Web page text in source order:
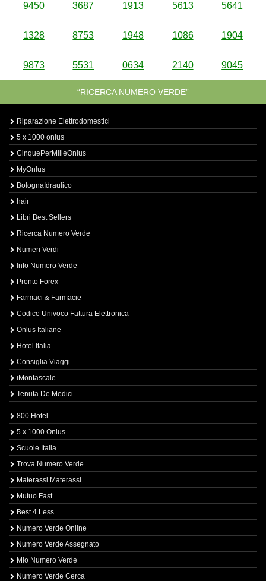
9450 3687 1913 5613 5641
1328 8753 1948 1086 1904
9873 5531 0634 2140 9045
“RICERCA NUMERO VERDE”
Riparazione Elettrodomestici
5 x 1000 onlus
CinquePerMilleOnlus
MyOnlus
BolognaIdraulico
hair
Libri Best Sellers
Ricerca Numero Verde
Numeri Verdi
Info Numero Verde
Pronto Forex
Farmaci & Farmacie
Codice Univoco Fattura Elettronica
Onlus Italiane
Hotel Italia
Consiglia Viaggi
iMontascale
Tenuta De Medici
800 Hotel
5 x 1000 Onlus
Scuole Italia
Trova Numero Verde
Materassi Materassi
Mutuo Fast
Best 4 Less
Numero Verde Online
Numero Verde Assegnato
Mio Numero Verde
Numero Verde Cerca